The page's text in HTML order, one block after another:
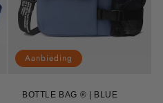
Aanbieding
BOTTLE BAG ® | BLUE